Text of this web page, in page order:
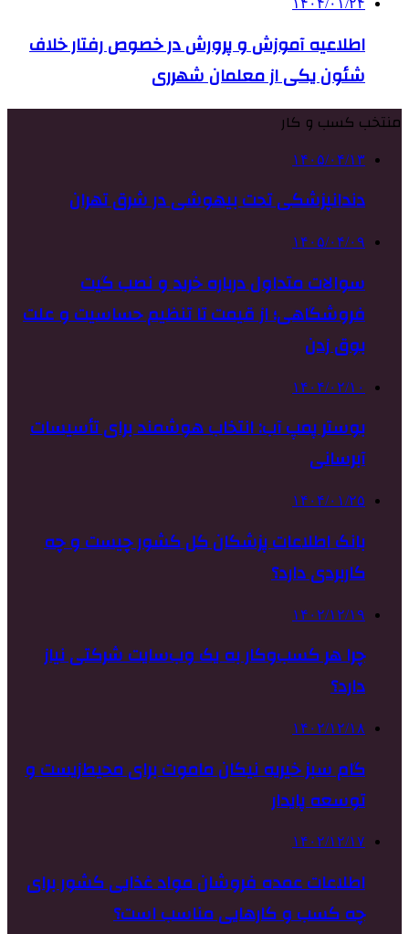
۱۴۰۴/۰۱/۲۴
اطلاعیه آموزش و پرورش در خصوص رفتار خلاف
شئون یکی از معلمان شهرری
منتخب کسب و کار
۱۴۰۵/۰۴/۱۳
دندانپزشکی تحت بیهوشی در شرق تهران
۱۴۰۵/۰۴/۰۹
سوالات متداول درباره خرید و نصب گیت
فروشگاهی؛ از قیمت تا تنظیم حساسیت و علت
بوق زدن
۱۴۰۴/۰۲/۱۰
بوستر پمپ آب: انتخاب هوشمند برای تأسیسات
آبرسانی
۱۴۰۴/۰۱/۲۵
بانک اطلاعات پزشکان کل کشور چیست و چه
کاربردی دارد؟
۱۴۰۲/۱۲/۱۹
چرا هر کسب‌وکار به یک وب‌سایت شرکتی نیاز
دارد؟
۱۴۰۲/۱۲/۱۸
گام سبز خیریه نیکان ماموت برای محیط‌زیست و
توسعه پایدار
۱۴۰۲/۱۲/۱۷
اطلاعات عمده فروشان مواد غذایی کشور برای
چه کسب و کارهایی مناسب است؟